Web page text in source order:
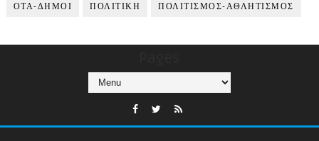
ΟΤΑ-ΔΗΜΟΙ ΠΟΛΙΤΙΚΗ ΠΟΛΙΤΙΣΜΟΣ-ΑΘΛΗΤΙΣΜΟΣ